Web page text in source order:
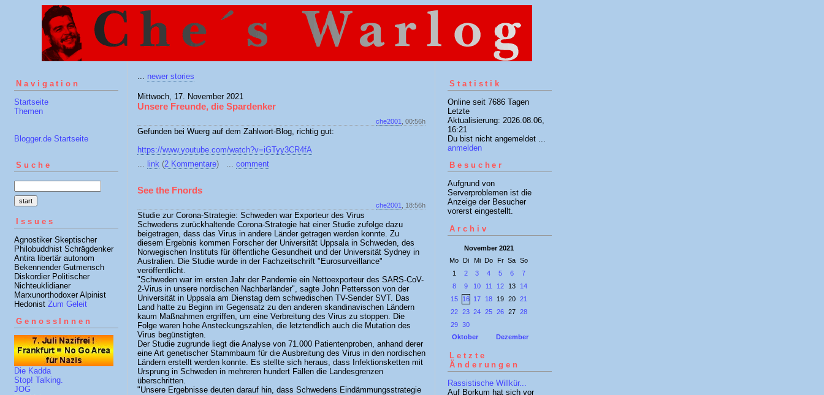
Navigation
Startseite
Themen
Blogger.de Startseite
Suche
Issues
Agnostiker Skeptischer
Philobuddhist Schrägdenker
Antira libertär autonom
Bekennender Gutmensch
Diskordier Politischer
Nichteuklidianer
Marxunorthodoxer Alpinist
Hedonist Zum Geleit
GenossInnen
Die Kadda
Stop! Talking.
JOG
... newer stories
Mittwoch, 17. November 2021
Unsere Freunde, die Spardenker
che2001 , 00:56h
Gefunden bei Wuerg auf dem Zahlwort-Blog, richtig gut:
https://www.youtube.com/watch?v=iGTyy3CR4fA
... link (2 Kommentare) ... comment
See the Fnords
che2001 , 18:56h
Studie zur Corona-Strategie: Schweden war Exporteur des Virus
Schwedens zurückhaltende Corona-Strategie hat einer Studie zufolge dazu
beigetragen, dass das Virus in andere Länder getragen werden konnte. Zu
diesem Ergebnis kommen Forscher der Universität Uppsala in Schweden, des
Norwegischen Instituts für öffentliche Gesundheit und der Universität Sydney in
Australien. Die Studie wurde in der Fachzeitschrift "Eurosurveillance"
veröffentlicht.
"Schweden war im ersten Jahr der Pandemie ein Nettoexporteur des SARS-CoV-
2-Virus in unsere nordischen Nachbarländer", sagte John Pettersson von der
Universität in Uppsala am Dienstag dem schwedischen TV-Sender SVT. Das
Land hatte zu Beginn im Gegensatz zu den anderen skandinavischen Ländern
kaum Maßnahmen ergriffen, um eine Verbreitung des Virus zu stoppen. Die
Folge waren hohe Ansteckungszahlen, die letztendlich auch die Mutation des
Virus begünstigten.
Der Studie zugrunde liegt die Analyse von 71.000 Patientenproben, anhand derer
eine Art genetischer Stammbaum für die Ausbreitung des Virus in den nordischen
Ländern erstellt werden konnte. Es stellte sich heraus, dass Infektionsketten mit
Ursprung in Schweden in mehreren hundert Fällen die Landesgrenzen
überschritten.
"Unsere Ergebnisse deuten darauf hin, dass Schwedens Eindämmungsstrategie
Statistik
Online seit 7686 Tagen
Letzte
Aktualisierung: 2026.08.06,
16:21
Du bist nicht angemeldet ...
anmelden
Besucher
Aufgrund von
Serverproblemen ist die
Anzeige der Besucher
vorerst eingestellt.
Archiv
November 2021
Mo
Di Mi Do Fr Sa So
1
2 3 4 5 6
7
8
9 10 11 12 13
14
15
16 17 18 19 20
21
22
23 24 25 26 27
28
29
30
Oktober
Dezember
Letzte
Änderungen
Rassistische Willkür...
Auf Borkum hat sich vor